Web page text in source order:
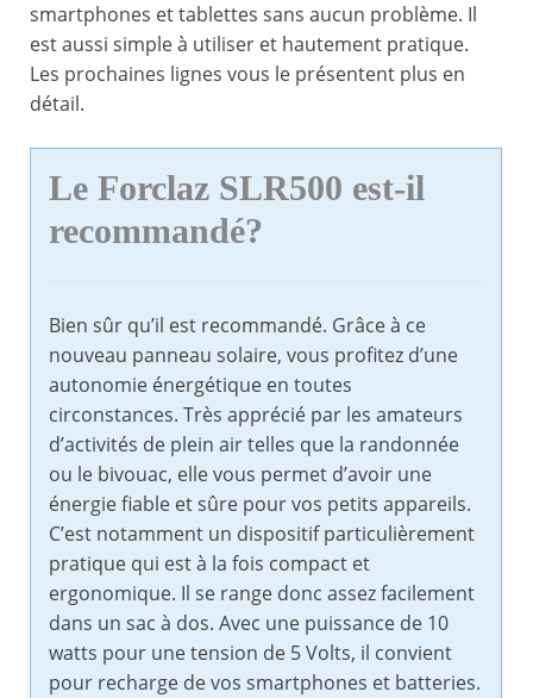
smartphones et tablettes sans aucun problème. Il
est aussi simple à utiliser et hautement pratique.
Les prochaines lignes vous le présentent plus en
détail.
Le Forclaz SLR500 est-il
recommandé?
Bien sûr qu’il est recommandé. Grâce à ce
nouveau panneau solaire, vous profitez d’une
autonomie énergétique en toutes
circonstances. Très apprécié par les amateurs
d’activités de plein air telles que la randonnée
ou le bivouac, elle vous permet d’avoir une
énergie fiable et sûre pour vos petits appareils.
C’est notamment un dispositif particulièrement
pratique qui est à la fois compact et
ergonomique. Il se range donc assez facilement
dans un sac à dos. Avec une puissance de 10
watts pour une tension de 5 Volts, il convient
pour recharge de vos smartphones et batteries.